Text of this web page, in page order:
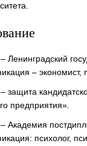
– Ленинградский
– экономист,
– защита
предприятия».
– Академия
психолог,